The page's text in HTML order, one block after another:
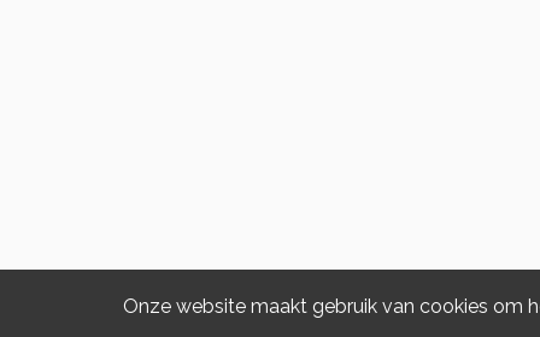
Onze website maakt gebruik van cookies om